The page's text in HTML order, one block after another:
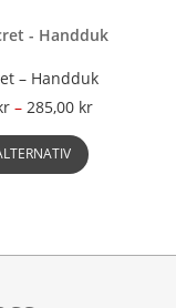
– Handduk
– 285,00 krPrisintervall:
här
varianter.